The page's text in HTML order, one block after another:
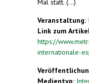
Veranstaltung:
Link zum
https://
internationale-
Medientyp: